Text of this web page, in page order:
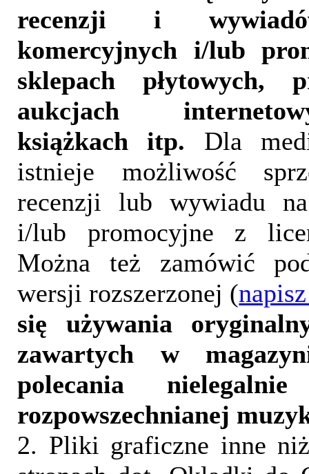
recenzji i
komercyjnych i/lub
sklepach płytowych,
aukcjach
książkach itp. Dla
istnieje możliwość
recenzji lub wywiadu
i/lub promocyjne z
Można też zamówić
wersji rozszerzonej (
się używania
zawartych w
polecania
rozpowszechnianej
2. Pliki graficzne inne